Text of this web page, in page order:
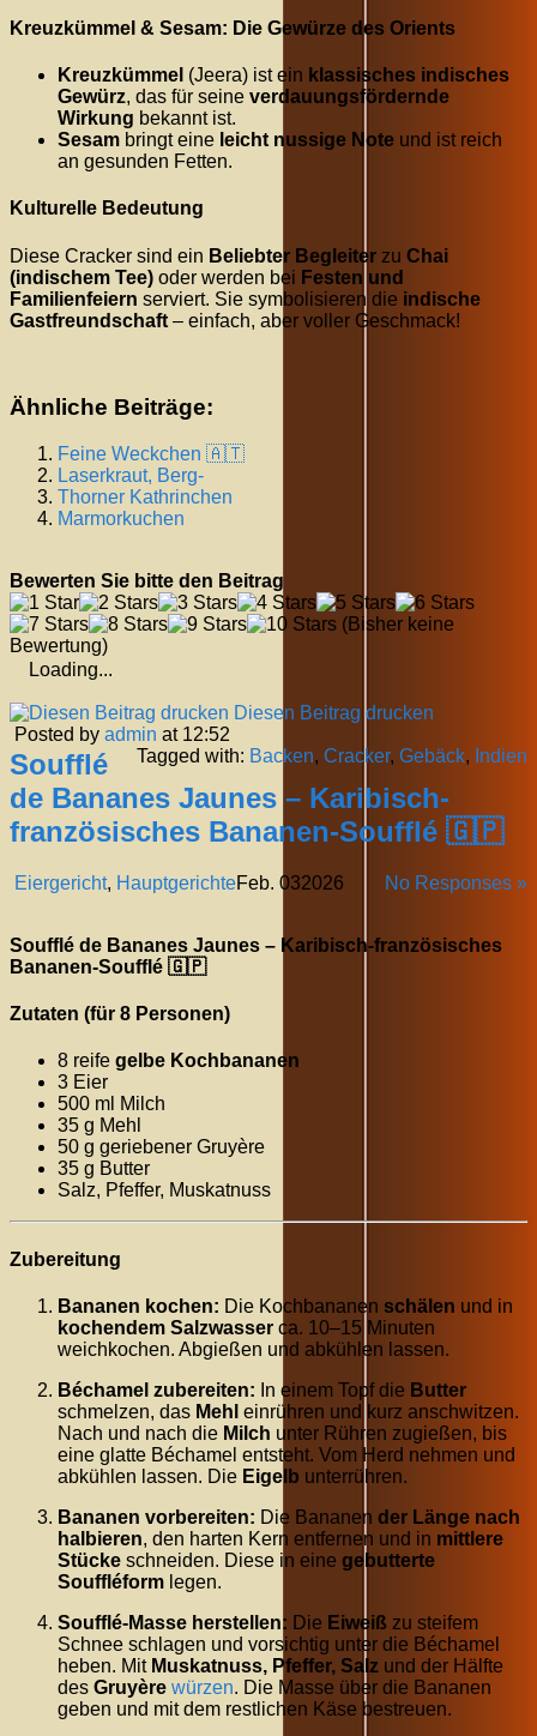
Kreuzkümmel & Sesam: Die Gewürze des Orients
Kreuzkümmel (Jeera) ist ein klassisches indisches
Gewürz, das für seine verdauungsfördernde
Wirkung bekannt ist.
Sesam bringt eine leicht nussige Note und ist reich
an gesunden Fetten.
Kulturelle Bedeutung
Diese Cracker sind ein Beliebter Begleiter zu Chai
(indischem Tee) oder werden bei Festen und
Familienfeiern serviert. Sie symbolisieren die indische
Gastfreundschaft – einfach, aber voller Geschmack!
Ähnliche Beiträge:
Feine Weckchen 🇦🇹
Laserkraut, Berg-
Thorner Kathrinchen
Marmorkuchen
Bewerten Sie bitte den Beitrag
(Bisher keine
Bewertung)
Loading...
Diesen Beitrag drucken
Posted by admin at 12:52
Tagged with: Backen, Cracker, Gebäck, Indien
Soufflé
de Bananes Jaunes – Karibisch-
französisches Bananen-Soufflé 🇬🇵
Eiergericht, Hauptgerichte No Responses »
Feb. 032026
Soufflé de Bananes Jaunes – Karibisch-französisches
Bananen-Soufflé 🇬🇵
Zutaten (für 8 Personen)
8 reife gelbe Kochbananen
3 Eier
500 ml Milch
35 g Mehl
50 g geriebener Gruyère
35 g Butter
Salz, Pfeffer, Muskatnuss
Zubereitung
Bananen kochen: Die Kochbananen schälen und in
kochendem Salzwasser ca. 10–15 Minuten
weichkochen. Abgießen und abkühlen lassen.
Béchamel zubereiten: In einem Topf die Butter
schmelzen, das Mehl einrühren und kurz anschwitzen.
Nach und nach die Milch unter Rühren zugießen, bis
eine glatte Béchamel entsteht. Vom Herd nehmen und
abkühlen lassen. Die Eigelb unterrühren.
Bananen vorbereiten: Die Bananen der Länge nach
halbieren, den harten Kern entfernen und in mittlere
Stücke schneiden. Diese in eine gebutterte
Souffléform legen.
Soufflé-Masse herstellen: Die Eiweiß zu steifem
Schnee schlagen und vorsichtig unter die Béchamel
heben. Mit Muskatnuss, Pfeffer, Salz und der Hälfte
des Gruyère würzen. Die Masse über die Bananen
geben und mit dem restlichen Käse bestreuen.